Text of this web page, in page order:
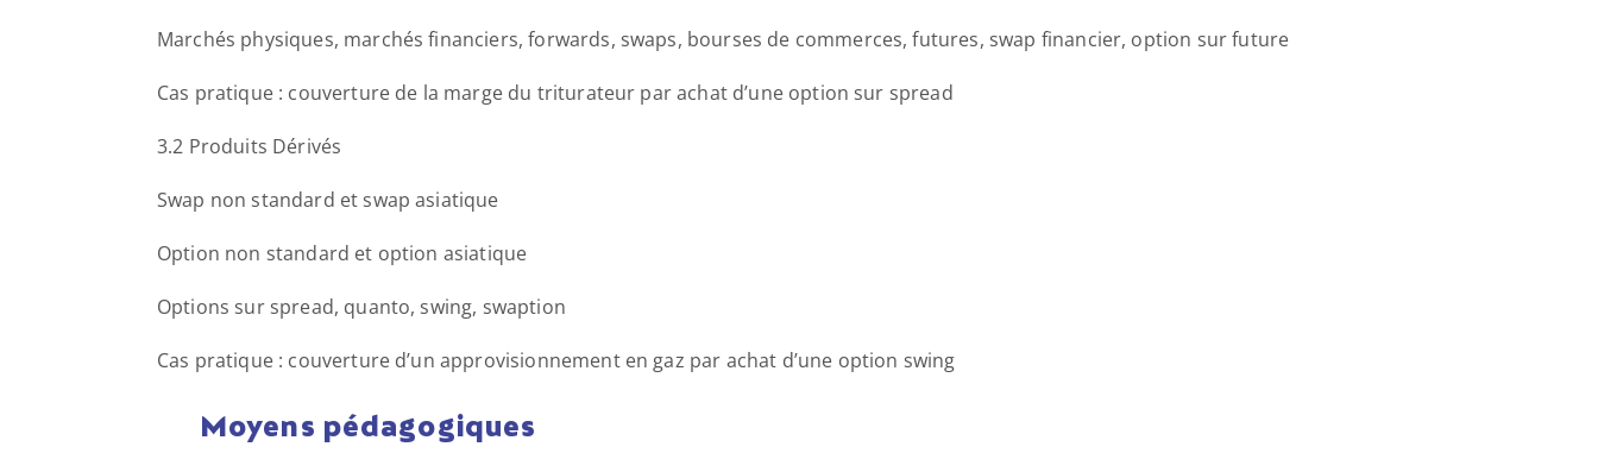
Marchés physiques, marchés financiers, forwards, swaps, bourses de commerces, futures, swap financier, option sur future
Cas pratique : couverture de la marge du triturateur par achat d’une option sur spread
3.2 Produits Dérivés
Swap non standard et swap asiatique
Option non standard et option asiatique
Options sur spread, quanto, swing, swaption
Cas pratique : couverture d’un approvisionnement en gaz par achat d’une option swing
Moyens pédagogiques